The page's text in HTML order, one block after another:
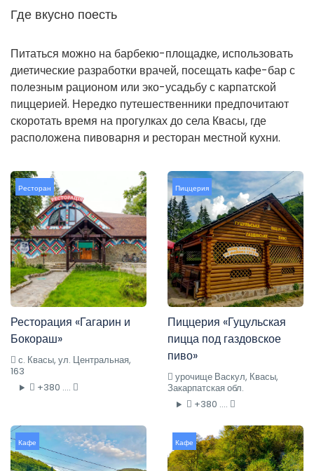
Где вкусно поесть
Питаться можно на барбекю-площадке, использовать
диетические разработки врачей, посещать кафе-бар с
полезным рационом или эко-усадьбу с карпатской
пиццерией. Нередко путешественники предпочитают
скоротать время на прогулках до села Квасы, где
расположена пивоварня и ресторан местной кухни.
Ресторан
Ресторация «Гагарин и
Бокораш»
с. Квасы, ул. Центральная,
163
+380 ....
Пиццерия
Пиццерия «Гуцульская
пицца под газдовское
пиво»
урочище Васкул, Квасы,
Закарпатская обл.
+380 ....
Кафе Кафе